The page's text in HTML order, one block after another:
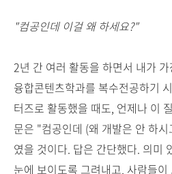
"컴공인데 이걸 왜 하세요?"
2년 간 여러 활동을 하면서 내가
융합콘텐츠학과를 복수전공하기
터즈로 활동했을 때도, 언제나 이
문은 "컴공인데 (왜 개발은 안 하
였을 것이다. 답은 간단했다. 의미
눈에 보이도록 그려내고, 사람들